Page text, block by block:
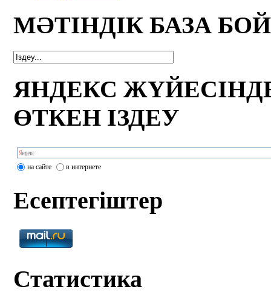
МӘТІНДІК БАЗА
ЯНДЕКС
ӨТКЕН ІЗДЕУ
на сайте в интернете
Есептегіштер
Статистика